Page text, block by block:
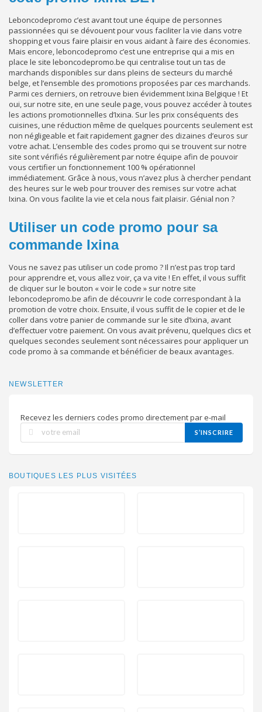
Leboncodepromo c’est avant tout une équipe de personnes
passionnées qui se dévouent pour vous faciliter la vie dans votre
shopping et vous faire plaisir en vous aidant à faire des économies.
Mais encore, leboncodepromo c’est une entreprise qui a mis en
place le site leboncodepromo.be qui centralise tout un tas de
marchands disponibles sur dans pleins de secteurs du marché
belge, et l’ensemble des promotions proposées par ces marchands.
Parmi ces derniers, on retrouve bien évidemment Ixina Belgique ! Et
oui, sur notre site, en une seule page, vous pouvez accéder à toutes
les actions promotionnelles d’Ixina. Sur les prix conséquents des
cuisines, une réduction même de quelques pourcents seulement est
non négligeable et fait rapidement gagner des dizaines d’euros sur
votre achat. L’ensemble des codes promo qui se trouvent sur notre
site sont vérifiés régulièrement par notre équipe afin de pouvoir
vous certifier un fonctionnement 100 % opérationnel
immédiatement. Grâce à nous, vous n’avez plus à chercher pendant
des heures sur le web pour trouver des remises sur votre achat
Ixina. On vous facilite la vie et cela nous fait plaisir. Génial non ?
Utiliser un code promo pour sa
commande Ixina
Vous ne savez pas utiliser un code promo ? Il n’est pas trop tard
pour apprendre et, vous allez voir, ça va vite ! En effet, il vous suffit
de cliquer sur le bouton « voir le code » sur notre site
leboncodepromo.be afin de découvrir le code correspondant à la
promotion de votre choix. Ensuite, il vous suffit de le copier et de le
coller dans votre panier de commande sur le site d’Ixina, avant
d’effectuer votre paiement. On vous avait prévenu, quelques clics et
quelques secondes seulement sont nécessaires pour appliquer un
code promo à sa commande et bénéficier de beaux avantages.
NEWSLETTER
Recevez les derniers codes promo directement par e-mail
S’INSCRIRE
BOUTIQUES LES PLUS VISITÉES